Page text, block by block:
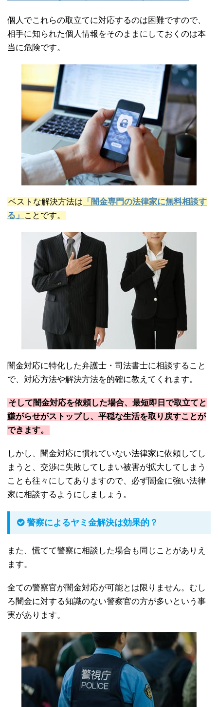
個人でこれらの取立てに対応するのは困難ですので、
相手に知られた個人情報をそのままにしておくのは本
当に危険です。
ベストな解決方法は 「闇金専門の法律家に無料相談す
る」 ことです。
闇金対応に特化した弁護士・司法書士に相談すること
で、対応方法や解決方法を的確に教えてくれます。
そして闇金対応を依頼した場合、最短即日で取立てと
嫌がらせがストップし、平穏な生活を取り戻すことが
できます。
しかし、闇金対応に慣れていない法律家に依頼してし
まうと、交渉に失敗してしまい被害が拡大してしまう
ことも往々にしてありますので、必ず闇金に強い法律
家に相談するようにしましょう。
警察によるヤミ金解決は効果的？
また、慌てて警察に相談した場合も同じことがありえ
ます。
全ての警察官が闇金対応が可能とは限りません。むし
ろ闇金に対する知識のない警察官の方が多いという事
実があります。